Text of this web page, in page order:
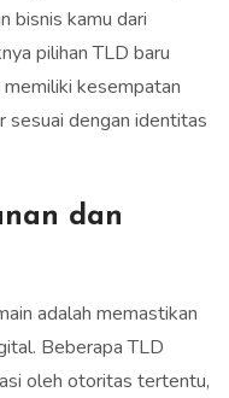
bisnis kamu dari
pilihan TLD baru
memiliki kesempatan
sesuai dengan identitas
dan
adalah memastikan
Beberapa TLD
oleh otoritas tertentu,